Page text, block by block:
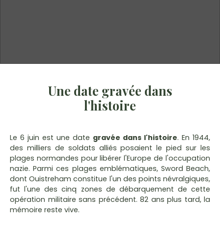
Une date gravée dans
l'histoire
Le 6 juin est une date gravée dans l'histoire. En 1944,
des milliers de soldats alliés posaient le pied sur les
plages normandes pour libérer l'Europe de l'occupation
nazie. Parmi ces plages emblématiques, Sword Beach,
dont Ouistreham constitue l'un des points névralgiques,
fut l'une des cinq zones de débarquement de cette
opération militaire sans précédent. 82 ans plus tard, la
mémoire reste vive.